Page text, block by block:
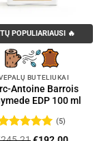
POPULIARIAUSI 🔥
BUTELIUKAI
Antoine Barrois
EDP 100 ml
(5)